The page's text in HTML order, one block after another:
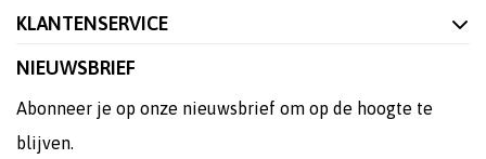
KLANTENSERVICE
NIEUWSBRIEF
Abonneer je op onze nieuwsbrief om op de hoogte te
blijven.